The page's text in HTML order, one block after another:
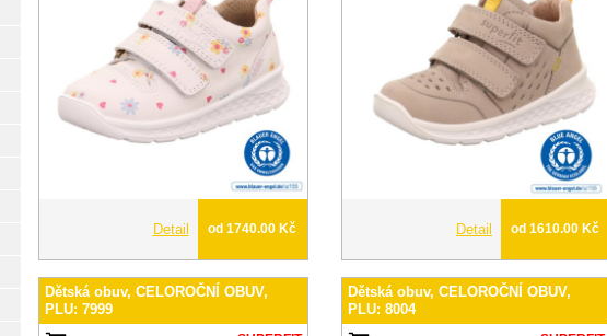
Detail od 1740.00 Kč Detail od 1610.00 Kč
Dětská obuv, CELOROČNÍ OBUV,
PLU: 7999
Dětská obuv, CELOROČNÍ OBUV,
PLU: 8004